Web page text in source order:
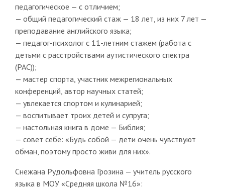
педагогическое — с отличием;
— общий педагогический стаж — 18 лет, из них 7 лет —
преподавание английского языка;
— педагог-психолог с 11-летним стажем (работа с
детьми с расстройствами аутистического спектра
(РАС));
— мастер спорта, участник межрегиональных
конференций, автор научных статей;
— увлекается спортом и кулинарией;
— воспитывает троих детей и супруга;
— настольная книга в доме — Библия;
— совет себе: «Будь собой — дети очень чувствуют
обман, поэтому просто живи для них».
Снежана Рудольфовна Грозина — учитель русского
языка в МОУ «Средняя школа №16»: